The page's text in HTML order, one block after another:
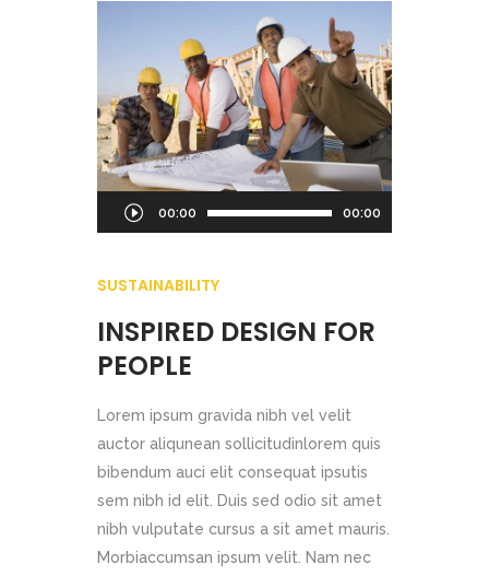
Audio
Player
00:00 00:00
SUSTAINABILITY
INSPIRED DESIGN FOR
PEOPLE
Lorem ipsum gravida nibh vel velit
auctor aliqunean sollicitudinlorem quis
bibendum auci elit consequat ipsutis
sem nibh id elit. Duis sed odio sit amet
nibh vulputate cursus a sit amet mauris.
Morbiaccumsan ipsum velit. Nam nec